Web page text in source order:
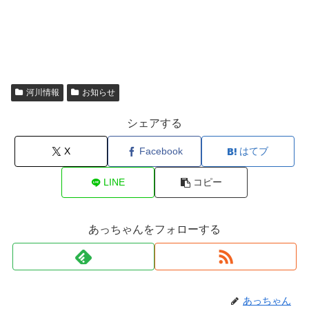
河川情報 お知らせ
シェアする
X Facebook はてブ
LINE コピー
あっちゃんをフォローする
あっちゃん